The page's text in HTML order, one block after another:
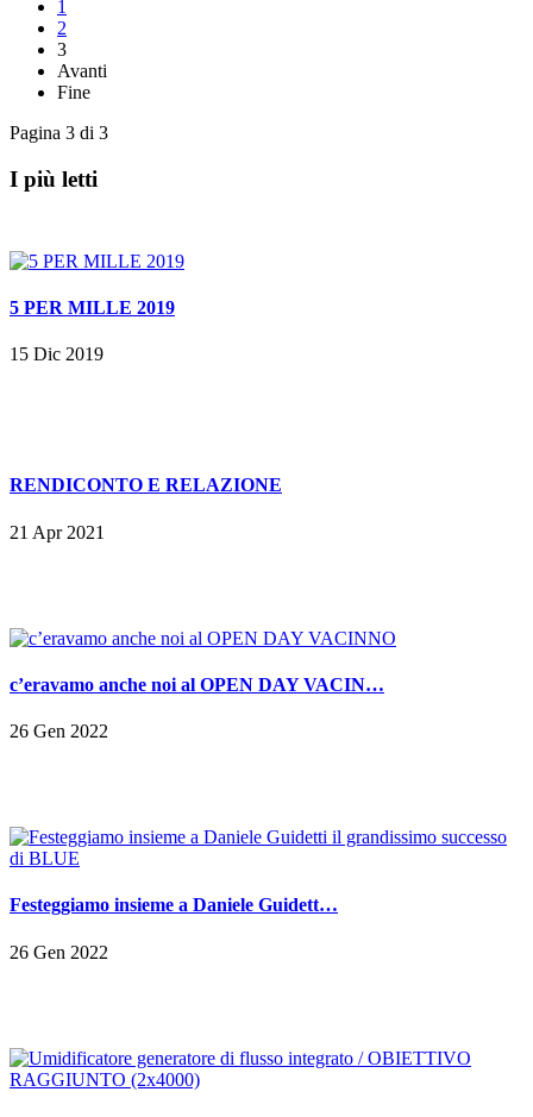
1
2
3
Avanti
Fine
Pagina 3 di 3
I più letti
5 PER MILLE 2019
15 Dic 2019
RENDICONTO E RELAZIONE
21 Apr 2021
c’eravamo anche noi al OPEN DAY VACIN…
26 Gen 2022
Festeggiamo insieme a Daniele Guidett…
26 Gen 2022